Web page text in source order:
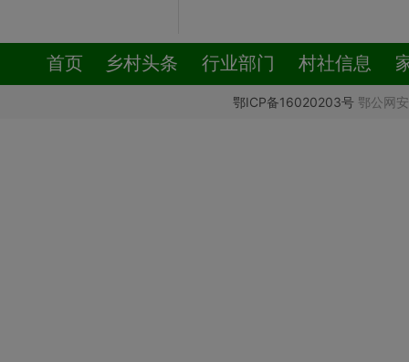
首页 乡村头条 行业部门 村社信息
鄂ICP备16020203号鄂公网